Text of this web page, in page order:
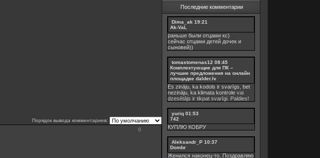
Порядок вывода комментариев:
0
Последние комментарии
Dima_ak 19:21
Ak-VaL
раньше были отцами кс)
сейчас отцами детей дочек и
сыновей))
tomastomenas12 08:45
Комплектующие для ПК –
лучшие предложения на онлайн
площадке dalder.lv
Es zināju, ka kodols ir svarīgs, bet
nezināju, ka klimata kontrole vai
dzesētājs ir tikpat svarīgi. Paldies!
yuriq 01:53
742
КУПЛЮ КОБРУ
Aleksandr_P 10:37
Dombr
Женился наконец-то. Поздравляю